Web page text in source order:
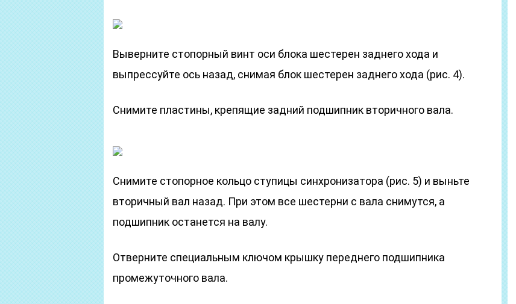
Выверните стопорный винт оси блока шестерен заднего хода и
выпрессуйте ось назад, снимая блок шестерен заднего хода (рис. 4).
Снимите пластины, крепящие задний подшипник вторичного вала.
Снимите стопорное кольцо ступицы синхронизатора (рис. 5) и выньте
вторичный вал назад. При этом все шестерни с вала снимутся, а
подшипник останется на валу.
Отверните специальным ключом крышку переднего подшипника
промежуточного вала.